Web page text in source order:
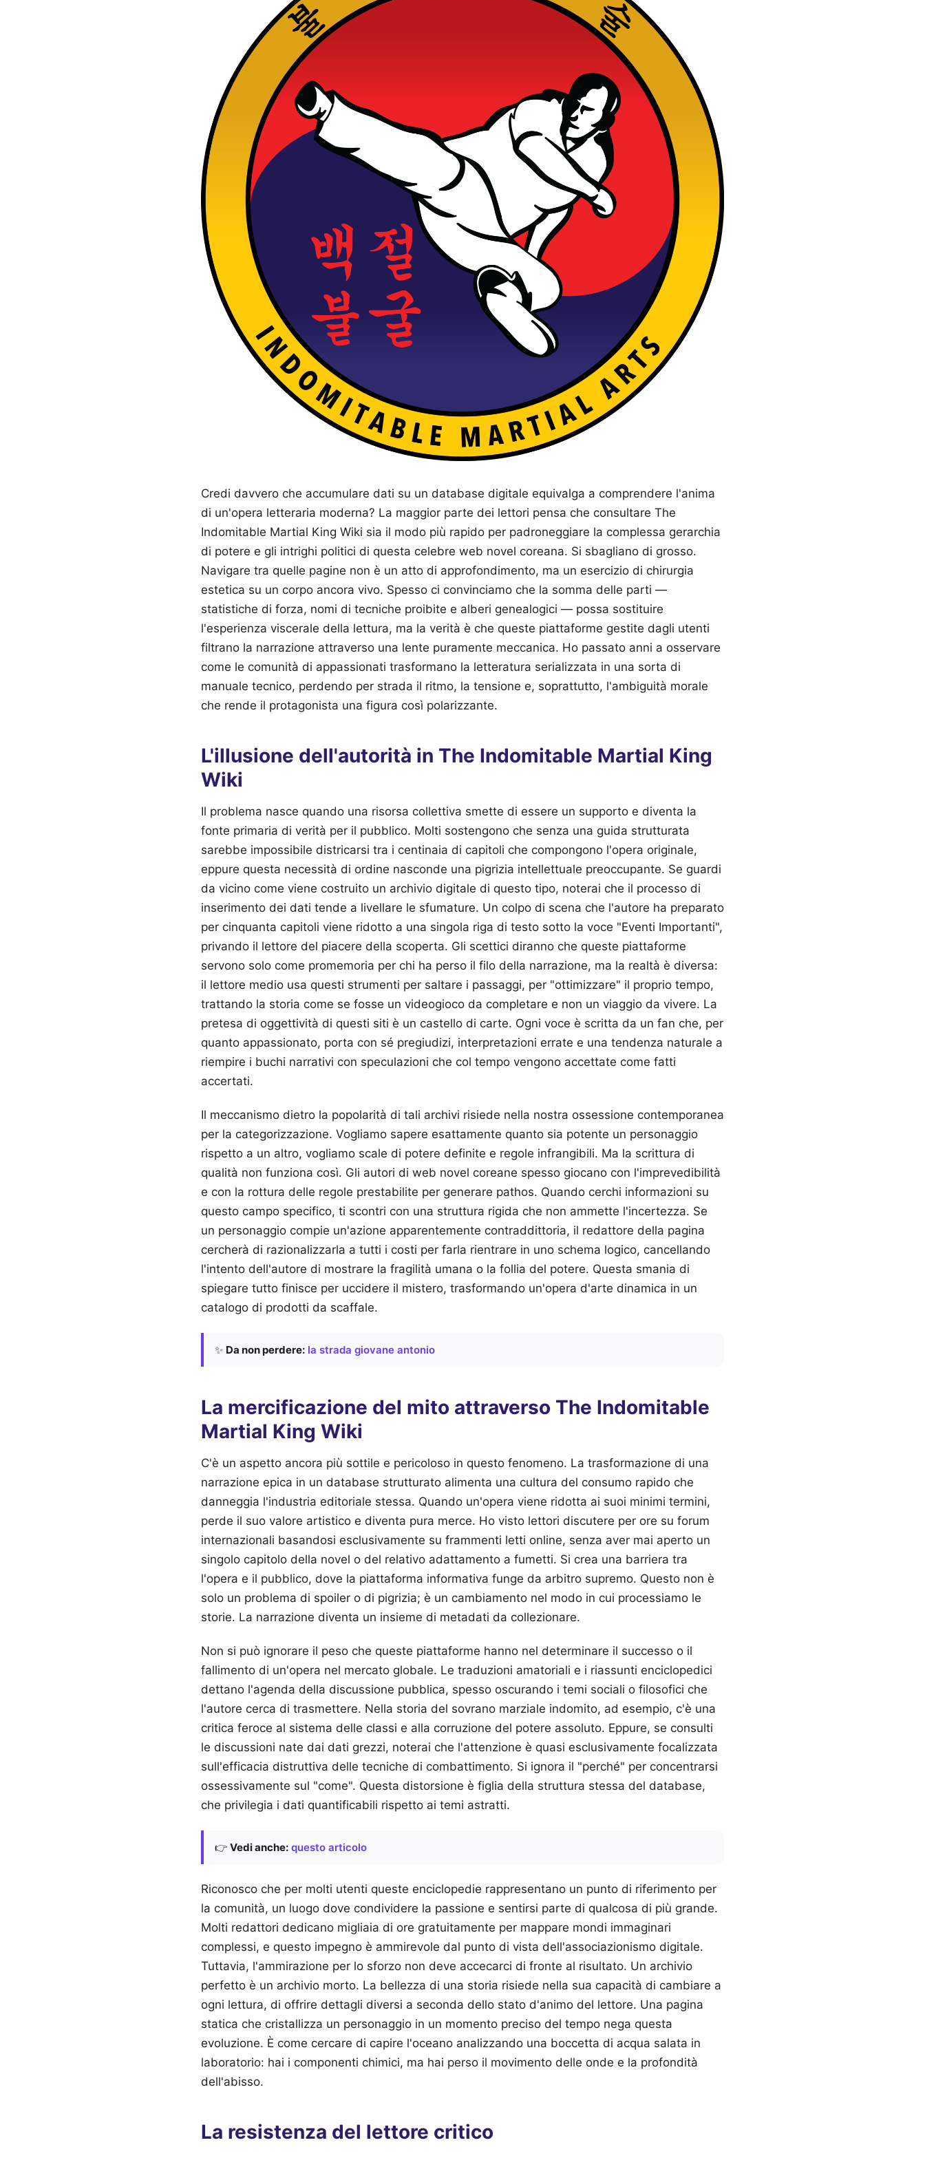
Credi davvero che accumulare dati su un database digitale equivalga a comprendere l'anima
di un'opera letteraria moderna? La maggior parte dei lettori pensa che consultare The
Indomitable Martial King Wiki sia il modo più rapido per padroneggiare la complessa gerarchia
di potere e gli intrighi politici di questa celebre web novel coreana. Si sbagliano di grosso.
Navigare tra quelle pagine non è un atto di approfondimento, ma un esercizio di chirurgia
estetica su un corpo ancora vivo. Spesso ci convinciamo che la somma delle parti —
statistiche di forza, nomi di tecniche proibite e alberi genealogici — possa sostituire
l'esperienza viscerale della lettura, ma la verità è che queste piattaforme gestite dagli utenti
filtrano la narrazione attraverso una lente puramente meccanica. Ho passato anni a osservare
come le comunità di appassionati trasformano la letteratura serializzata in una sorta di
manuale tecnico, perdendo per strada il ritmo, la tensione e, soprattutto, l'ambiguità morale
che rende il protagonista una figura così polarizzante.
L'illusione dell'autorità in The Indomitable Martial King
Wiki
Il problema nasce quando una risorsa collettiva smette di essere un supporto e diventa la
fonte primaria di verità per il pubblico. Molti sostengono che senza una guida strutturata
sarebbe impossibile districarsi tra i centinaia di capitoli che compongono l'opera originale,
eppure questa necessità di ordine nasconde una pigrizia intellettuale preoccupante. Se guardi
da vicino come viene costruito un archivio digitale di questo tipo, noterai che il processo di
inserimento dei dati tende a livellare le sfumature. Un colpo di scena che l'autore ha preparato
per cinquanta capitoli viene ridotto a una singola riga di testo sotto la voce "Eventi Importanti",
privando il lettore del piacere della scoperta. Gli scettici diranno che queste piattaforme
servono solo come promemoria per chi ha perso il filo della narrazione, ma la realtà è diversa:
il lettore medio usa questi strumenti per saltare i passaggi, per "ottimizzare" il proprio tempo,
trattando la storia come se fosse un videogioco da completare e non un viaggio da vivere. La
pretesa di oggettività di questi siti è un castello di carte. Ogni voce è scritta da un fan che, per
quanto appassionato, porta con sé pregiudizi, interpretazioni errate e una tendenza naturale a
riempire i buchi narrativi con speculazioni che col tempo vengono accettate come fatti
accertati.
Il meccanismo dietro la popolarità di tali archivi risiede nella nostra ossessione contemporanea
per la categorizzazione. Vogliamo sapere esattamente quanto sia potente un personaggio
rispetto a un altro, vogliamo scale di potere definite e regole infrangibili. Ma la scrittura di
qualità non funziona così. Gli autori di web novel coreane spesso giocano con l'imprevedibilità
e con la rottura delle regole prestabilite per generare pathos. Quando cerchi informazioni su
questo campo specifico, ti scontri con una struttura rigida che non ammette l'incertezza. Se
un personaggio compie un'azione apparentemente contraddittoria, il redattore della pagina
cercherà di razionalizzarla a tutti i costi per farla rientrare in uno schema logico, cancellando
l'intento dell'autore di mostrare la fragilità umana o la follia del potere. Questa smania di
spiegare tutto finisce per uccidere il mistero, trasformando un'opera d'arte dinamica in un
catalogo di prodotti da scaffale.
✨ Da non perdere: la strada giovane antonio
La mercificazione del mito attraverso The Indomitable
Martial King Wiki
C'è un aspetto ancora più sottile e pericoloso in questo fenomeno. La trasformazione di una
narrazione epica in un database strutturato alimenta una cultura del consumo rapido che
danneggia l'industria editoriale stessa. Quando un'opera viene ridotta ai suoi minimi termini,
perde il suo valore artistico e diventa pura merce. Ho visto lettori discutere per ore su forum
internazionali basandosi esclusivamente su frammenti letti online, senza aver mai aperto un
singolo capitolo della novel o del relativo adattamento a fumetti. Si crea una barriera tra
l'opera e il pubblico, dove la piattaforma informativa funge da arbitro supremo. Questo non è
solo un problema di spoiler o di pigrizia; è un cambiamento nel modo in cui processiamo le
storie. La narrazione diventa un insieme di metadati da collezionare.
Non si può ignorare il peso che queste piattaforme hanno nel determinare il successo o il
fallimento di un'opera nel mercato globale. Le traduzioni amatoriali e i riassunti enciclopedici
dettano l'agenda della discussione pubblica, spesso oscurando i temi sociali o filosofici che
l'autore cerca di trasmettere. Nella storia del sovrano marziale indomito, ad esempio, c'è una
critica feroce al sistema delle classi e alla corruzione del potere assoluto. Eppure, se consulti
le discussioni nate dai dati grezzi, noterai che l'attenzione è quasi esclusivamente focalizzata
sull'efficacia distruttiva delle tecniche di combattimento. Si ignora il "perché" per concentrarsi
ossessivamente sul "come". Questa distorsione è figlia della struttura stessa del database,
che privilegia i dati quantificabili rispetto ai temi astratti.
👉 Vedi anche: questo articolo
Riconosco che per molti utenti queste enciclopedie rappresentano un punto di riferimento per
la comunità, un luogo dove condividere la passione e sentirsi parte di qualcosa di più grande.
Molti redattori dedicano migliaia di ore gratuitamente per mappare mondi immaginari
complessi, e questo impegno è ammirevole dal punto di vista dell'associazionismo digitale.
Tuttavia, l'ammirazione per lo sforzo non deve accecarci di fronte al risultato. Un archivio
perfetto è un archivio morto. La bellezza di una storia risiede nella sua capacità di cambiare a
ogni lettura, di offrire dettagli diversi a seconda dello stato d'animo del lettore. Una pagina
statica che cristallizza un personaggio in un momento preciso del tempo nega questa
evoluzione. È come cercare di capire l'oceano analizzando una boccetta di acqua salata in
laboratorio: hai i componenti chimici, ma hai perso il movimento delle onde e la profondità
dell'abisso.
La resistenza del lettore critico